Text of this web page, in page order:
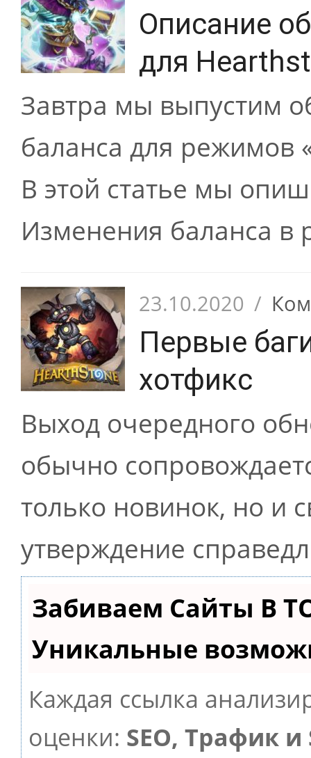
Описание
для
Завтра мы выпустим
баланса для режимов
В этой статье мы
Изменения баланса в
23.10.2020 /
Первые
хотфикс
Выход очередного
обычно
только новинок, но и
утверждение
Забиваем Сайты В
Уникальные
Каждая ссылка
оценки: SEO, Трафик и